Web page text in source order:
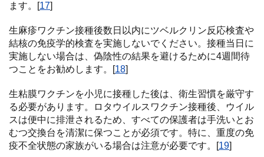
ます。[17]
生麻疹ワクチン接種後数日以内にツベルクリン反応検査や
結核の免疫学的検査を実施しないでください。接種当日に
実施しない場合は、偽陰性の結果を避けるために4週間待
つことをお勧めします。[18]
生粘膜ワクチンを小児に接種した後は、衛生習慣を厳守す
る必要があります。ロタウイルスワクチン接種後、ウイル
スは便中に排泄されるため、すべての保護者は手洗いとお
むつ交換台を清潔に保つことが必須です。特に、重度の免
疫不全状態の家族がいる場合は注意が必要です。[19]